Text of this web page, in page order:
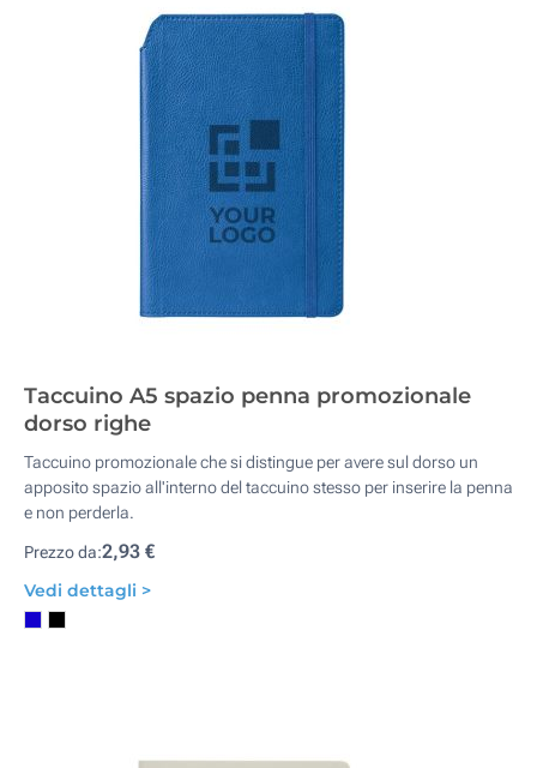
Taccuino A5 spazio penna promozionale
dorso righe
Taccuino promozionale che si distingue per avere sul dorso un
apposito spazio all'interno del taccuino stesso per inserire la penna
e non perderla.
Prezzo da:2,93 €
Vedi dettagli >